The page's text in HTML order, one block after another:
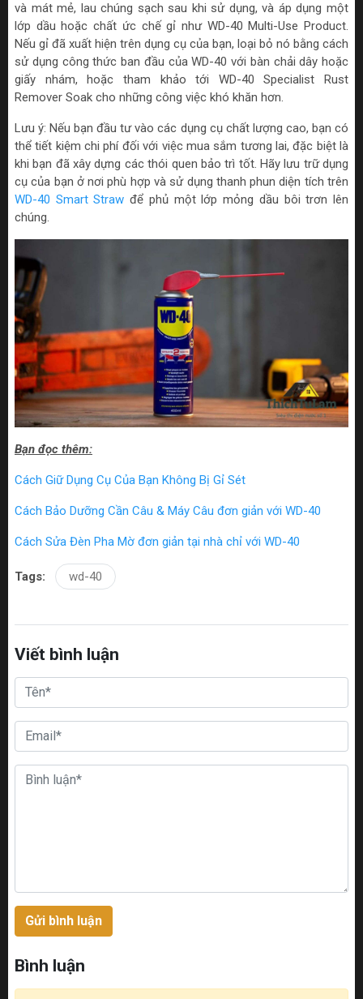
và mát mẻ, lau chúng sạch sau khi sử dụng, và áp dụng một
lớp dầu hoặc chất ức chế gỉ như WD-40 Multi-Use Product.
Nếu gỉ đã xuất hiện trên dụng cụ của bạn, loại bỏ nó bằng cách
sử dụng công thức ban đầu của WD-40 với bàn chải dây hoặc
giấy nhám, hoặc tham khảo tới WD-40 Specialist Rust
Remover Soak cho những công việc khó khăn hơn.
Lưu ý: Nếu bạn đầu tư vào các dụng cụ chất lượng cao, bạn có
thể tiết kiệm chi phí đối với việc mua sắm tương lai, đặc biệt là
khi bạn đã xây dựng các thói quen bảo trì tốt. Hãy lưu trữ dụng
cụ của bạn ở nơi phù hợp và sử dụng thanh phun diện tích trên
WD-40 Smart Straw để phủ một lớp mỏng dầu bôi trơn lên
chúng.
Bạn đọc thêm:
Cách Giữ Dụng Cụ Của Bạn Không Bị Gỉ Sét
Cách Bảo Dưỡng Cần Câu & Máy Câu đơn giản với WD-40
Cách Sửa Đèn Pha Mờ đơn giản tại nhà chỉ với WD-40
Tags: wd-40
Viết bình luận
Gửi bình luận
Bình luận